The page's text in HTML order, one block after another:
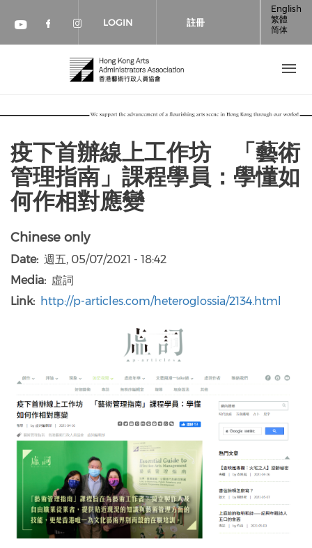
Check our social media on youtube
Check our social media on
Check our social media on
LOGIN 註冊
English
繁體
简体
疫下首辦線上工作坊 「藝術
管理指南」課程學員：學懂如
何作相對應變
Chinese only
Date 週五, 05/07/2021 - 18:42
Media
虛詞
Link
http://p-articles.com/heteroglossia/2134.html